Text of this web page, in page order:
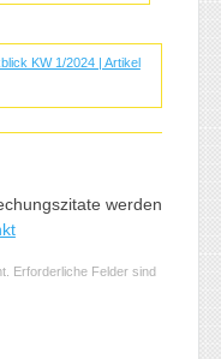
KW 1/2024 | Artikel
werden
Erforderliche Felder sind